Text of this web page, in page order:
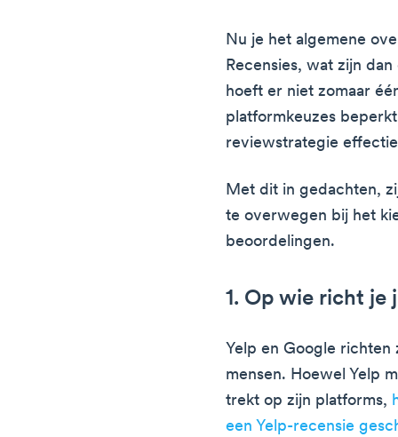
Nu je het algemene
Recensies, wat zijn
hoeft er niet zomaar
platformkeuzes
reviewstrategie
Met dit in gedachten,
te overwegen bij het
beoordelingen.
1. Op wie richt je
Yelp en Google
mensen. Hoewel Yelp
trekt op zijn platforms,
een Yelp-recensie